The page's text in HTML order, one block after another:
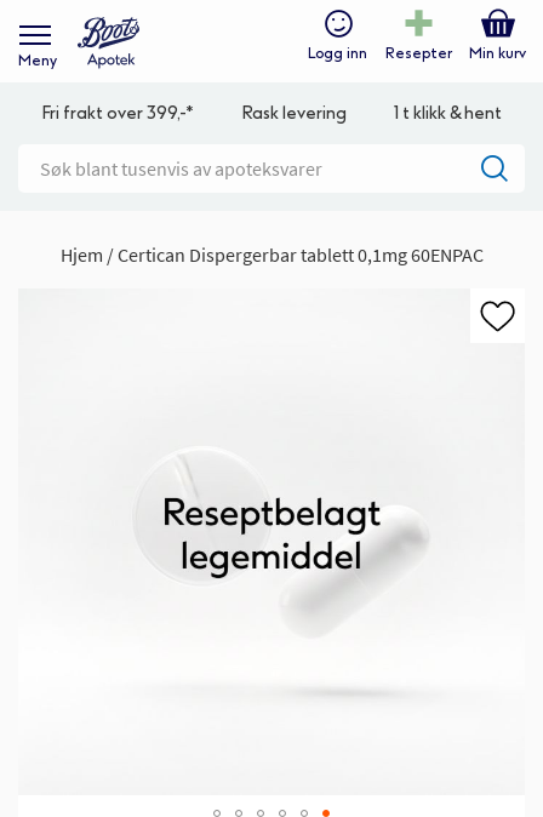
Meny Logg inn Resepter Min kurv
Fri frakt over 399,-* Rask levering 1 t klikk & hent
Hjem Certican Dispergerbar tablett 0,1mg 60ENPAC